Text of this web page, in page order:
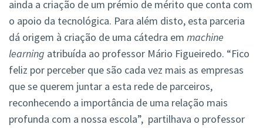
ainda a criação de um prémio de mérito que conta com
o apoio da tecnológica. Para além disto, esta parceria
dá origem à criação de uma cátedra em machine
learning atribuída ao professor Mário Figueiredo. “Fico
feliz por perceber que são cada vez mais as empresas
que se querem juntar a esta rede de parceiros,
reconhecendo a importância de uma relação mais
profunda com a nossa escola”, partilhava o professor